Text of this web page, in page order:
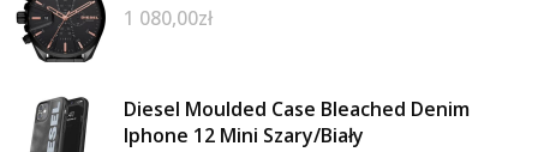
1 080,00zł
Diesel Moulded Case Bleached Denim
Iphone 12 Mini Szary/Biały